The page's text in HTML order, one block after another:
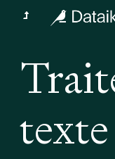
texte